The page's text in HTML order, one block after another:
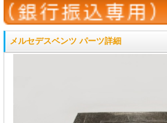
メルセデスベンツ パーツ詳細